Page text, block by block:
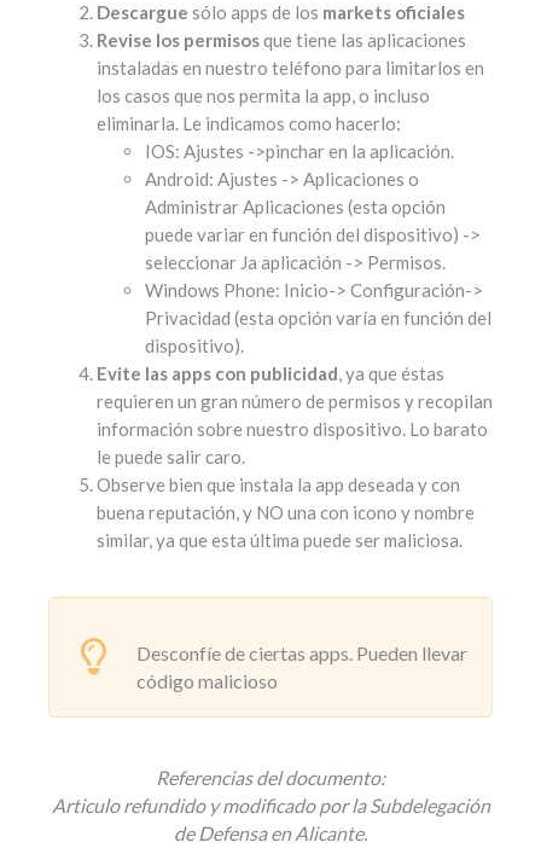
Descargue sólo apps de los markets oficiales
Revise los permisosque tiene las aplicaciones
instaladas en nuestro teléfono para limitarlos en
los casos que nos permita la app, o incluso
eliminarla. Le indicamos como hacerlo:
IOS: Ajustes ->pinchar en la aplicación.
Android: Ajustes -> Aplicaciones o
Administrar Aplicaciones (esta opción
puede variar en función del dispositivo) ->
seleccionar Ja aplicación -> Permisos.
Windows Phone: Inicio-> Configuración->
Privacidad (esta opción varía en función del
dispositivo).
Evite las apps con publicidad, ya que éstas
requieren un gran número de permisos y recopilan
información sobre nuestro dispositivo. Lo barato
le puede salir caro.
Observe bien que instala la app deseada y con
buena reputación, y NO una con icono y nombre
similar, ya que esta última puede ser maliciosa.
Desconfíe de ciertas apps. Pueden llevar
código malicioso
Referencias del documento:
Articulo refundido y modificado por la Subdelegación
de Defensa en Alicante.